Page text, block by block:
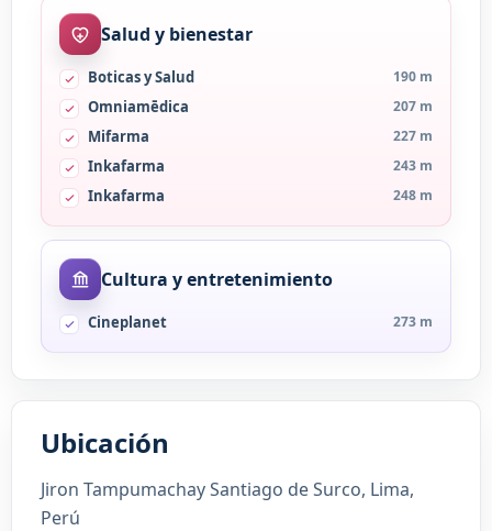
Salud y bienestar
Boticas y Salud 190 m
Omniamēdica 207 m
Mifarma 227 m
Inkafarma 243 m
Inkafarma 248 m
Cultura y entretenimiento
Cineplanet 273 m
Ubicación
Jiron Tampumachay Santiago de Surco, Lima,
Perú